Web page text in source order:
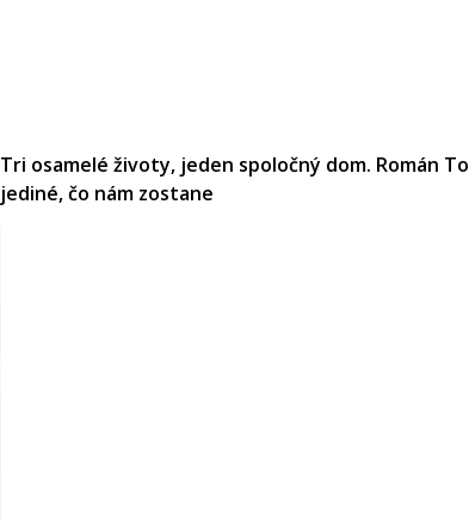
Tri osamelé životy, jeden spoločný dom. Román To
jediné, čo nám zostane